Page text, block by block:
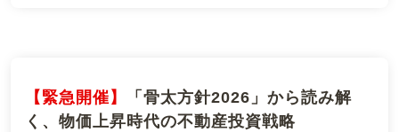
【緊急開催】
「骨太方針2026」から読み解
く、物価上昇時代の不動産投資戦略